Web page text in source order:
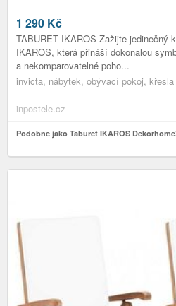
1 290 Kč
TABURET IKAROS Zažijte jedinečný
IKAROS, která přináší dokonalou
a nekomparovatelné poho...
invicta, nábytek, obývací pokoj,
inpostele.cz
Podobně jako Taburet IKAROS Dekorhome